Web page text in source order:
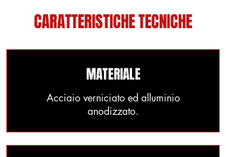
CARATTERISTICHE TECNICHE
MATERIALE
Acciaio verniciato ed alluminio
anodizzato.